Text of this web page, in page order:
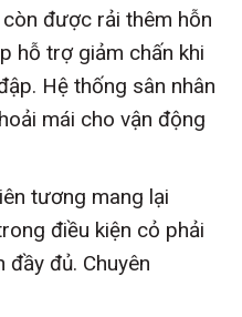
được rải thêm hỗn
hỗ trợ giảm chấn khi
Hệ thống sân nhân
mái cho vận động
tương mang lại
điều kiện cỏ phải
đủ. Chuyên